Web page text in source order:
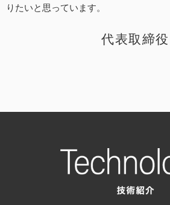
りたいと思っています。
代表取締役